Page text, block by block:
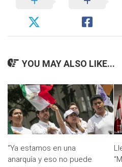
YOU MAY ALSO LIKE...
“Ya estamos en una
anarquía y eso no puede